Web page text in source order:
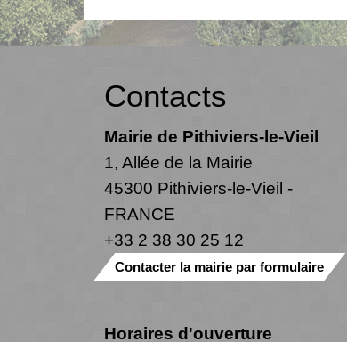
Contacts
Mairie de Pithiviers-le-Vieil
1, Allée de la Mairie
45300 Pithiviers-le-Vieil -
FRANCE
+33 2 38 30 25 12
Contacter la mairie par formulaire
Horaires d'ouverture